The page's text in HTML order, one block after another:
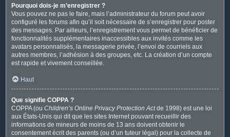
Pourquoi dois-je m’enregistrer ?
Vous pouvez ne pas le faire, mais l’administrateur du forum peut avoir
configuré les forums afin qu’il soit nécessaire de s’enregistrer pour poster
des messages. Par ailleurs, l’enregistrement vous permet de bénéficier de
fonctionnalités supplémentaires inaccessibles aux invités comme les
avatars personnalisés, la messagerie privée, l’envoi de courriels aux
autres membres, l’adhésion à des groupes, etc. La création d’un compte
est rapide et vivement conseillée.
Haut
Que signifie COPPA ?
COPPA (ou Children’s Online Privacy Protection Actde 1998) est une loi
aux États-Unis qui dit que les sites Internet pouvant recueillir des
informations de mineurs de moins de 13 ans doivent obtenir le
consentement écrit des parents (ou d’un tuteur légal) pour la collecte de